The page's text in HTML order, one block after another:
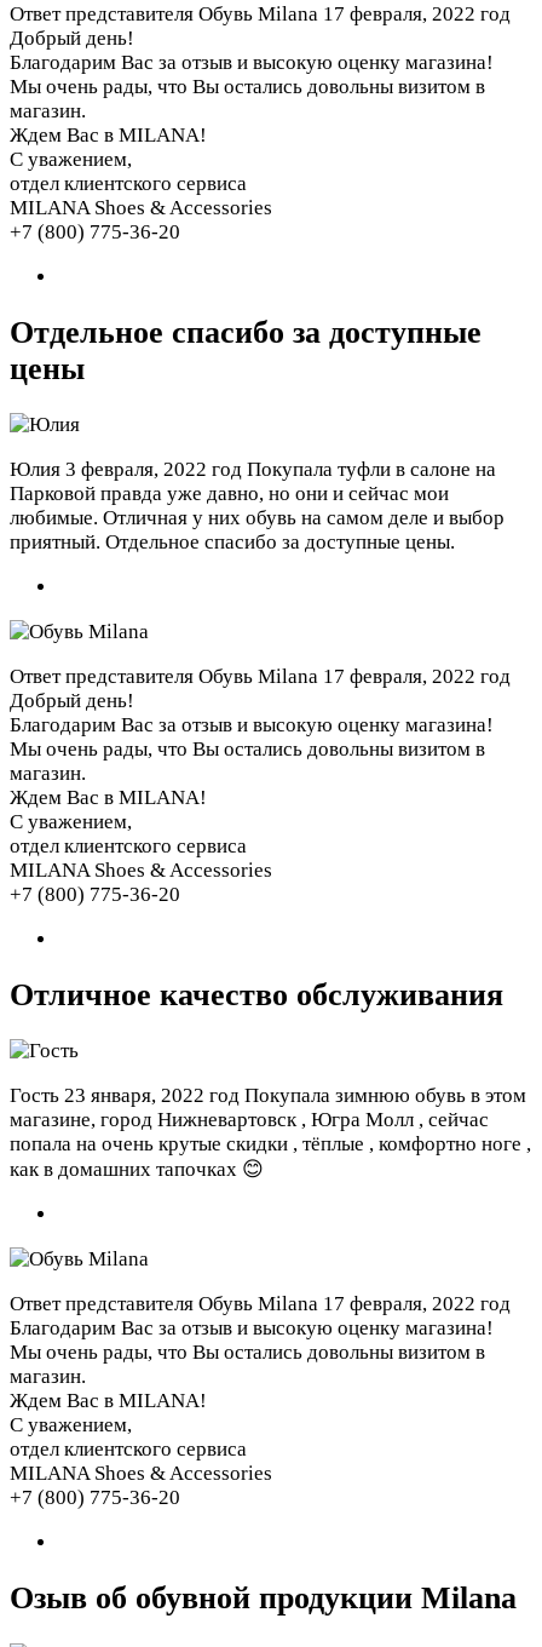
Ответ представителя Обувь Milana 17 февраля, 2022 год
Добрый день!
Благодарим Вас за отзыв и высокую оценку магазина!
Мы очень рады, что Вы остались довольны визитом в
магазин.
Ждем Вас в MILANA!
С уважением,
отдел клиентского сервиса
MILANA Shoes & Accessories
+7 (800) 775-36-20
Отдельное спасибо за доступные
цены
Юлия 3 февраля, 2022 год Покупала туфли в салоне на
Парковой правда уже давно, но они и сейчас мои
любимые. Отличная у них обувь на самом деле и выбор
приятный. Отдельное спасибо за доступные цены.
Ответ представителя Обувь Milana 17 февраля, 2022 год
Добрый день!
Благодарим Вас за отзыв и высокую оценку магазина!
Мы очень рады, что Вы остались довольны визитом в
магазин.
Ждем Вас в MILANA!
С уважением,
отдел клиентского сервиса
MILANA Shoes & Accessories
+7 (800) 775-36-20
Отличное качество обслуживания
Гость 23 января, 2022 год Покупала зимнюю обувь в этом
магазине, город Нижневартовск , Югра Молл , сейчас
попала на очень крутые скидки , тёплые , комфортно ноге ,
как в домашних тапочках 😊
Ответ представителя Обувь Milana 17 февраля, 2022 год
Благодарим Вас за отзыв и высокую оценку магазина!
Мы очень рады, что Вы остались довольны визитом в
магазин.
Ждем Вас в MILANA!
С уважением,
отдел клиентского сервиса
MILANA Shoes & Accessories
+7 (800) 775-36-20
Озыв об обувной продукции Milana